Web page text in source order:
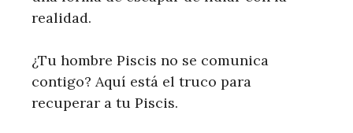
realidad.
¿Tu hombre Piscis no se comunica
contigo? Aquí está el truco para
recuperar a tu Piscis.